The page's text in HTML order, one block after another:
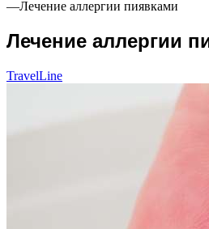
—Лечение аллергии пиявками
Лечение аллергии
TravelLine